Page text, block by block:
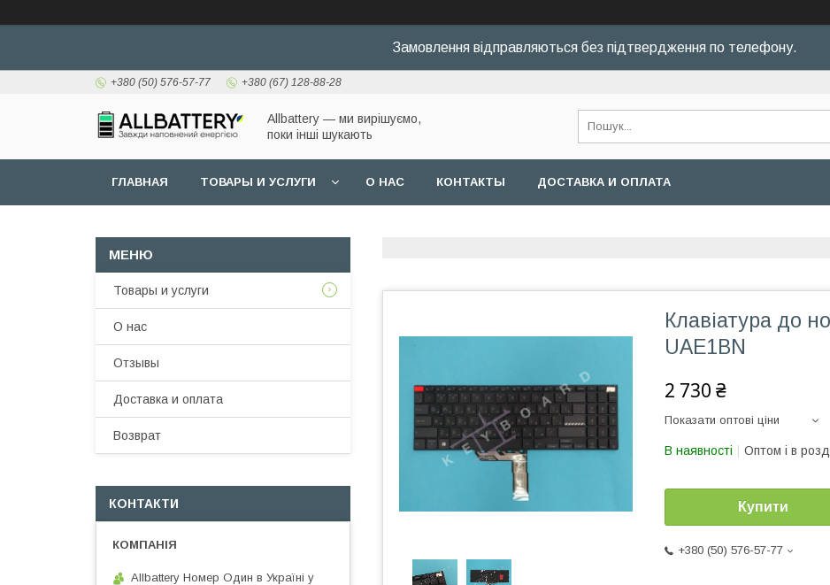
Замовлення відправляються без підтвердження по телефону.
+380 (50) 576-57-77 +380 (67) 128-88-28
Allbattery — ми вирішуємо,
поки інші шукають
ГЛАВНАЯ ТОВАРЫ И УСЛУГИ О НАС КОНТАКТЫ ДОСТАВКА И ОПЛАТА
Клавіатура до
UAE1BN
2 730 ₴
Показати оптові ціни
В наявності Оптом і в
Купити
+380 (50) 576-57-77
Товары и услуги
О нас
Отзывы
Доставка и оплата
Возврат
КОНТАКТИ
Allbattery Номер Один в Україні у